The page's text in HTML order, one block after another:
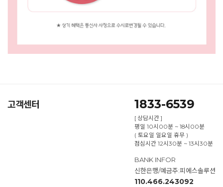
고객센터 1833-6539
[ 상담시간 ]
평일 10시00분 ~ 18시00분
( 토요일 일요일 휴무 )
점심시간 12시30분 ~ 13시30분
BANK INFOR
신한은행/예금주:피에스솔루션
110.466.243092